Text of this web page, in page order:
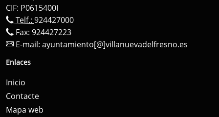
CIF: P0615400I
Telf.: 924427000
Fax: 924427223
E-mail: ayuntamiento[@]villanuevadelfresno.es
Enlaces
Inicio
Contacte
Mapa web